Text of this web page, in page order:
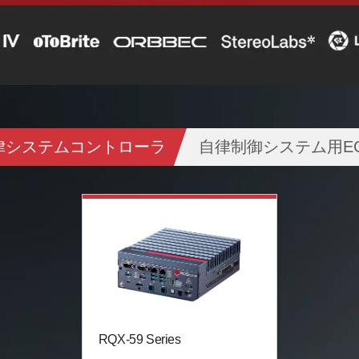
システムコントローラ 自律制御システム用
RQX-59 Series